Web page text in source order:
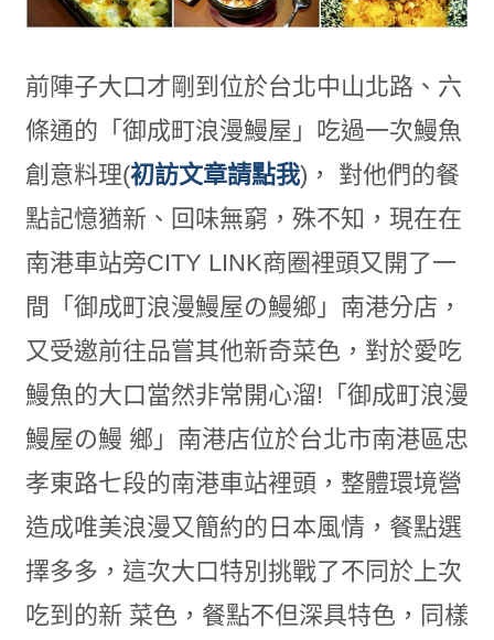
前陣子大口才剛到位於台北中山北路、六
條通的「御成町浪漫鰻屋」吃過一次鰻魚
創意料理(初訪文章請點我)， 對他們的餐
點記憶猶新、回味無窮，殊不知，現在在
南港車站旁CITY LINK商圈裡頭又開了一
間「御成町浪漫鰻屋の鰻鄉」南港分店，
又受邀前往品嘗其他新奇菜色，對於愛吃
鰻魚的大口當然非常開心溜!「御成町浪漫
鰻屋の鰻 鄉」南港店位於台北市南港區忠
孝東路七段的南港車站裡頭，整體環境營
造成唯美浪漫又簡約的日本風情，餐點選
擇多多，這次大口特別挑戰了不同於上次
吃到的新 菜色，餐點不但深具特色，同樣